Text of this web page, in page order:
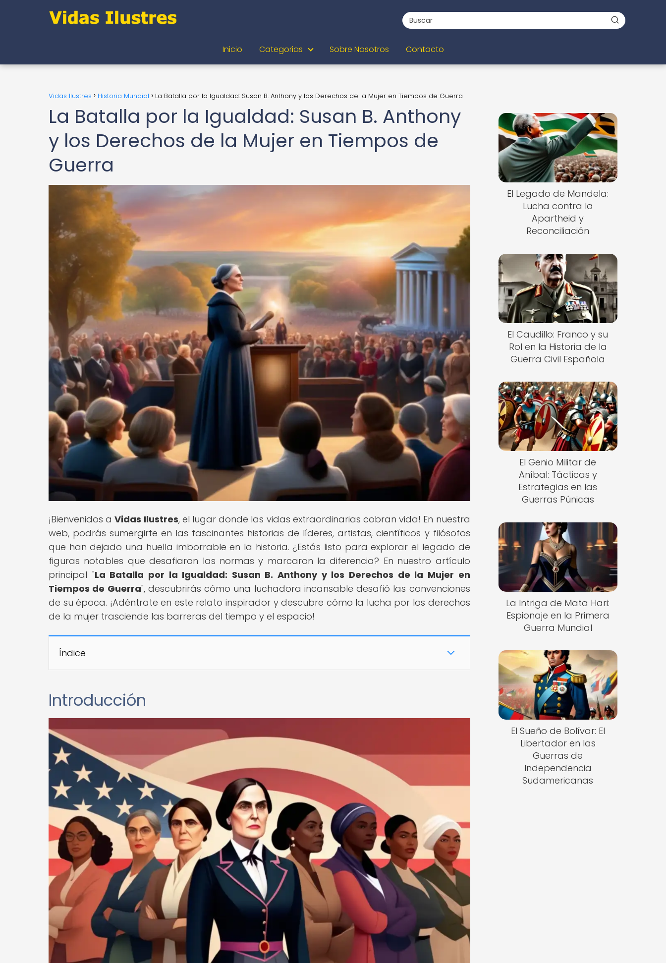
Inicio Categorias Sobre Nosotros Contacto
Vidas Ilustres Historia Mundial La Batalla por la Igualdad: Susan B. Anthony y los Derechos de la Mujer en Tiempos de Guerra
La Batalla por la Igualdad: Susan B. Anthony
y los Derechos de la Mujer en Tiempos de
Guerra
¡Bienvenidos aVidas Ilustres, el lugar donde las vidas extraordinarias cobran vida! En nuestra
web, podrás sumergirte en las fascinantes historias de líderes, artistas, científicos y filósofos
que han dejado una huella imborrable en la historia. ¿Estás listo para explorar el legado de
figuras notables que desafiaron las normas y marcaron la diferencia? En nuestro artículo
principal "La Batalla por la Igualdad: Susan B. Anthony y los Derechos de la Mujer en
Tiempos de Guerra", descubrirás cómo una luchadora incansable desafió las convenciones
de su época. ¡Adéntrate en este relato inspirador y descubre cómo la lucha por los derechos
de la mujer trasciende las barreras del tiempo y el espacio!
Índice
Introducción
El Legado de Mandela:
Lucha contra la
Apartheid y
Reconciliación
El Caudillo: Franco y su
Rol en la Historia de la
Guerra Civil Española
El Genio Militar de
Aníbal: Tácticas y
Estrategias en las
Guerras Púnicas
La Intriga de Mata Hari:
Espionaje en la Primera
Guerra Mundial
El Sueño de Bolívar: El
Libertador en las
Guerras de
Independencia
Sudamericanas